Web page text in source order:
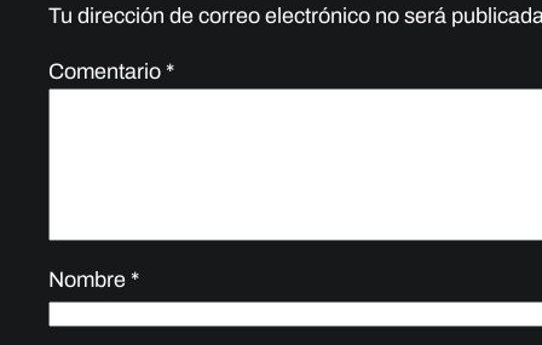
Tu dirección de correo electrónico no será
Comentario *
Nombre *